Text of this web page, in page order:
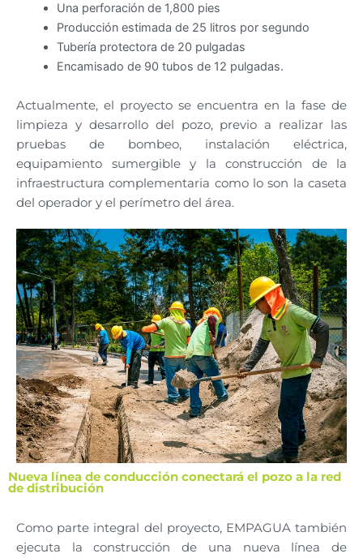
Una perforación de 1,800 pies
Producción estimada de 25 litros por segundo
Tubería protectora de 20 pulgadas
Encamisado de 90 tubos de 12 pulgadas.
Actualmente, el proyecto se encuentra en la fase de
limpieza y desarrollo del pozo, previo a realizar las
pruebas de bombeo, instalación eléctrica,
equipamiento sumergible y la construcción de la
infraestructura complementaria como lo son la caseta
del operador y el perímetro del área.
Nueva línea de conducción conectará el pozo a la red
de distribución
Como parte integral del proyecto, EMPAGUA también
ejecuta la construcción de una nueva línea de